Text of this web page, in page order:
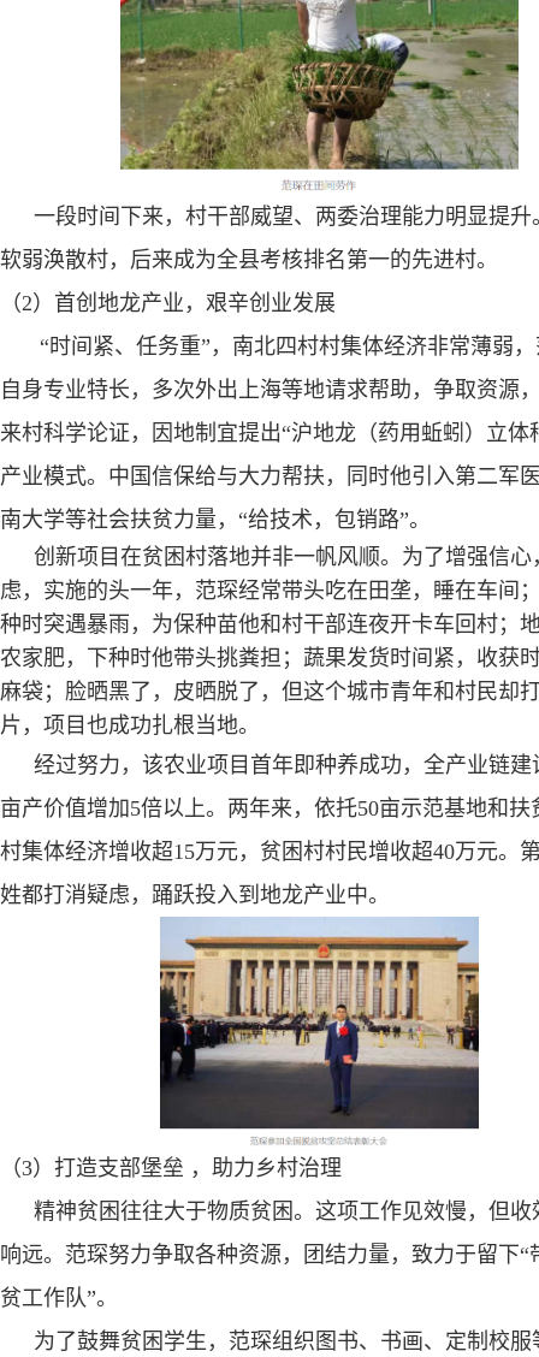
一段时间下来，村干部威望、两委治理能力明显提升
软弱涣散村，后来成为全县考核排名第一的先进村。
（2）首创地龙产业，艰辛创业发展
“时间紧、任务重”，南北四村村集体经济非常薄弱
自身专业特长，多次外出上海等地请求帮助，争取资源
来村科学论证，因地制宜提出“沪地龙（药用蚯蚓）立体
产业模式。中国信保给与大力帮扶，同时他引入第二军
南大学等社会扶贫力量，“给技术，包销路”。
创新项目在贫困村落地并非一帆风顺。为了增强信心
虑，实施的头一年，范琛经常带头吃在田垄，睡在车间
种时突遇暴雨，为保种苗他和村干部连夜开卡车回村；
农家肥，下种时他带头挑粪担；蔬果发货时间紧，收获
麻袋；脸晒黑了，皮晒脱了，但这个城市青年和村民却
片，项目也成功扎根当地。
经过努力，该农业项目首年即种养成功，全产业链建
亩产价值增加 5倍以上。两年来，依托50亩示范基地和扶
村集体经济增收超15万元，贫困村村民增收超40万元。
姓都打消疑虑，踊跃投入到地龙产业中。
（3）打造支部堡垒 ，助力乡村治理
精神贫困往往大于物质贫困。这项工作见效慢，但收
响远。范琛努力争取各种资源，团结力量，致力于留下“
贫工作队”。
为了鼓舞贫困学生，范琛组织图书、书画、定制校服